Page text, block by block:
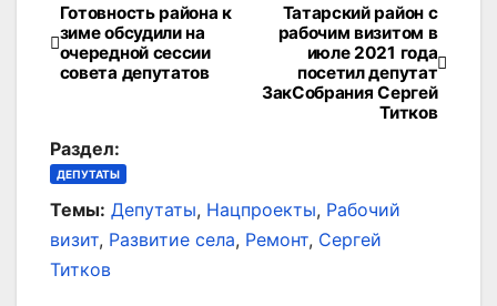
Навигация
по
Татарский район с
рабочим визитом в
июле 2021 года
посетил депутат
ЗакСобрания Сергей
Титков
Готовность района к
зиме обсудили на
очередной сессии
совета депутатов
Раздел:
ДЕПУТАТЫ
Темы: Депутаты, Нацпроекты, Рабочий
визит, Развитие села, Ремонт, Сергей
Титков